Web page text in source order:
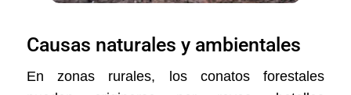
Causas naturales y ambientales
En zonas rurales, los conatos forestales